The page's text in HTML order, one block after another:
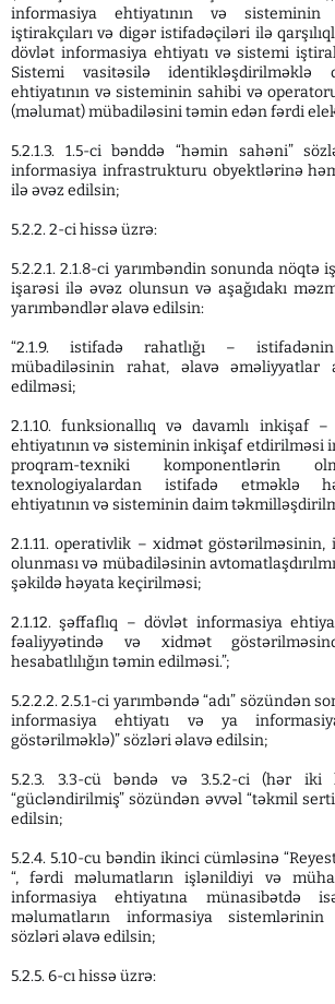
informasiya ehtiyatının və sisteminin
iştirakçıları və digər istifadəçiləri ilə
dövlət informasiya ehtiyatı və sistemi
Sistemi vasitəsilə identikləşdirilməklə
ehtiyatının və sisteminin sahibi və
(məlumat) mübadiləsini təmin edən fərdi
5.2.1.3. 1.5-ci bənddə “həmin sahəni”
informasiya infrastrukturu obyektlərinə
ilə əvəz edilsin;
5.2.2. 2-ci hissə üzrə:
5.2.2.1. 2.1.8-ci yarımbəndin sonunda nöqtə
işarəsi ilə əvəz olunsun və aşağıdakı
yarımbəndlər əlavə edilsin:
“2.1.9. istifadə rahatlığı –
mübadiləsinin rahat, əlavə əməliyyatlar
edilməsi;
2.1.10. funksionallıq və davamlı inkişaf
ehtiyatının və sisteminin inkişaf etdirilməsi
proqram-texniki komponentlərin
texnologiyalardan istifadə etməklə
ehtiyatının və sisteminin daim
2.1.11. operativlik – xidmət göstərilməsinin,
olunması və mübadiləsinin
şəkildə həyata keçirilməsi;
2.1.12. şəffaflıq – dövlət informasiya
fəaliyyətində və xidmət
hesabatlılığın təmin edilməsi.”;
5.2.2.2. 2.5.1-ci yarımbəndə “adı” sözündən
informasiya ehtiyatı və ya
göstərilməklə)” sözləri əlavə edilsin;
5.2.3. 3.3-cü bəndə və 3.5.2-ci (hər iki
“gücləndirilmiş” sözündən əvvəl “təkmil
edilsin;
5.2.4. 5.10-cu bəndin ikinci cümləsinə
“, fərdi məlumatların işlənildiyi və
informasiya ehtiyatına münasibətdə
məlumatların informasiya sistemlərinin
sözləri əlavə edilsin;
5.2.5. 6-cı hissə üzrə: